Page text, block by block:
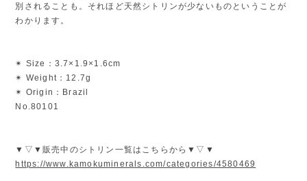
別されることも。それほど天然シトリンが少ないものということが
わかります。
✴︎ Size：3.7×1.9×1.6cm
✴︎ Weight：12.7g
✴︎ Origin：Brazil
No.80101
▼▽▼販売中のシトリン一覧はこちらから▼▽▼
https://www.kamokuminerals.com/categories/4580469